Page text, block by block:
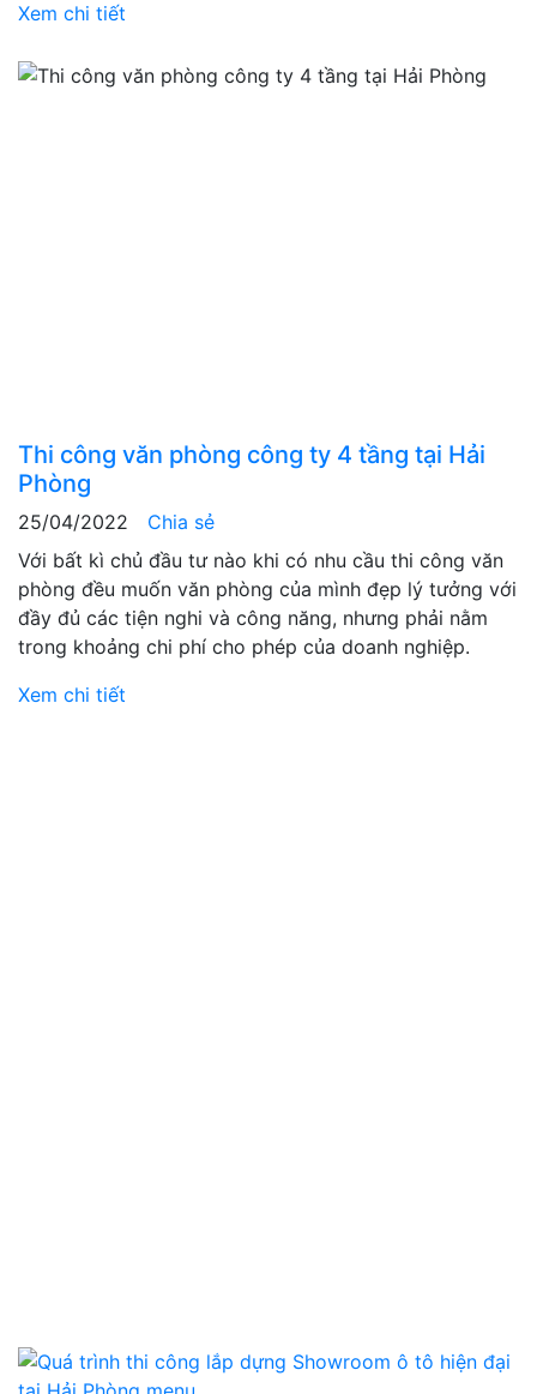
Xem chi tiết
Thi công văn phòng công ty 4 tầng tại Hải
Phòng
25/04/2022
Chia sẻ
Với bất kì chủ đầu tư nào khi có nhu cầu thi công văn
phòng đều muốn văn phòng của mình đẹp lý tưởng với
đầy đủ các tiện nghi và công năng, nhưng phải nằm
trong khoảng chi phí cho phép của doanh nghiệp.
Xem chi tiết